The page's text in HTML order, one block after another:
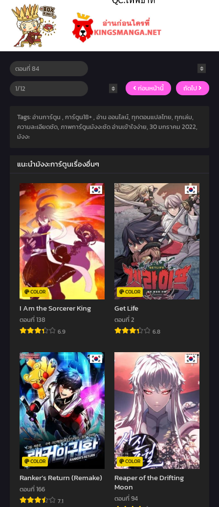
ก่อนหน้านี้ ถัดไป
Tags: อ่านการ์ตูน , การ์ตูน18+ , อ่าน ออนไลน์, ทุกตอนแปลไทย, ทุกเล่ม,
ความละเอียดชัด, ภาพการ์ตูนมังงะชัด อ่านเข้าใจง่าย, 30 มกราคม 2022,
มังงะ
แนะนำมังงะการ์ตูนเรื่องอื่นๆ
COLOR
I Am the Sorcerer King
ตอนที่ 138
6.9
COLOR
Get Life
ตอนที่ 2
6.8
COLOR
Ranker’s Return (Remake)
ตอนที่ 166
7.1
COLOR
Reaper of the Drifting
Moon
ตอนที่ 94